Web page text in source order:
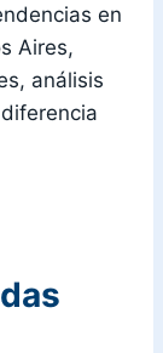
en
Aires,
análisis